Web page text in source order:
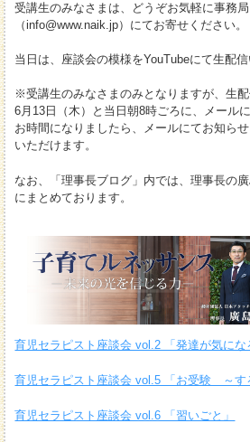
受講生のみなさまは、どうぞお気軽に事務
（info@www.naik.jp）にてお寄せください。
当日は、座談会の模様をYouTubeにて生配信
※受講生のみなさまのみとなりますが、生配
6月13日（木）と当日朝8時ごろに、メール
お時間になりましたら、メールにてお知ら
いただけます。
なお、「理事長ブログ」内では、理事長の
にまとめております。
育児セラピスト座談会 vol.2 「発達が気にな
育児セラピスト座談会 vol.5 「お受験 ～す
育児セラピスト座談会 vol.6 「習いごと」